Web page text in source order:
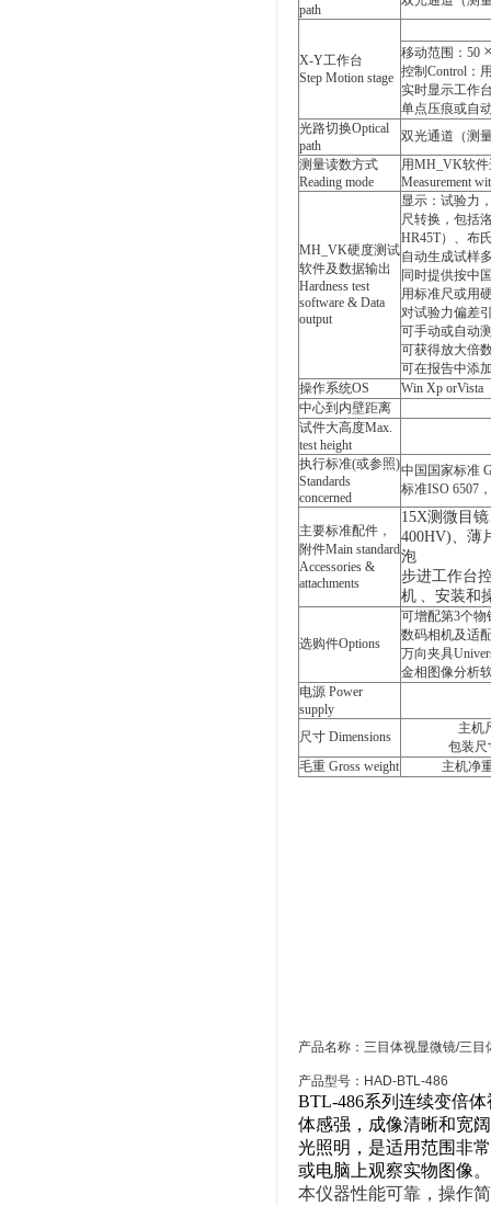
path
X-Y工作台
Step Motion stage
移动范围：50
控制Control：
实时显示工作台
单点压痕或自
光路切换Optical
path
双光通道（测
测量读数方式
Reading mode
用MH_VK软
Measurement
MH_VK硬度测试
软件及数据输出
Hardness test
software & Data
output
显示：试验力
尺转换，包括
HR45T）、布
自动生成试样
同时提供按中
用标准尺或用
对试验力偏差
可手动或自动
可获得放大倍
可在报告中添
操作系统OS
Win Xp orVista
中心到内壁距离
试件大高度Max.
test height
执行标准(或参照)
Standards
concerned
中国国家标准
标准ISO 6507
主要标准配件，
附件Main standard
Accessories &
attachments
15X测微目
400HV)、薄
泡
步进工作台
机 、安装和
选购件Options
可增配第3个物
数码相机及适配
万向夹具
金相图像分析
电源 Power
supply
尺寸 Dimensions
主机
包装尺
毛重 Gross weight
主机净
产品名称：三目体视显微镜/三
产品型号：HAD-BTL-486
BTL-486系列连续变倍
体感强，成像清晰和宽
光照明，是适用范围非
或电脑上观察实物图像。
本仪器性能可靠，操作